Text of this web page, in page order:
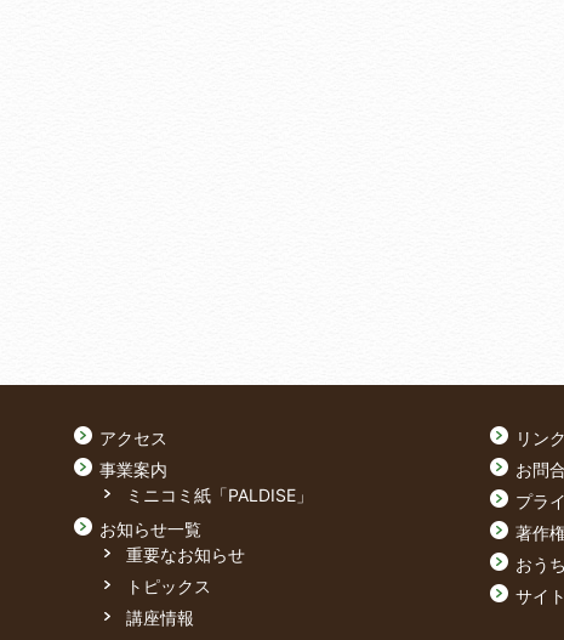
アクセス
事業案内
ミニコミ紙「PALDISE」
お知らせ一覧
重要なお知らせ
トピックス
講座情報
リン
お問
プラ
著作
おう
サイ